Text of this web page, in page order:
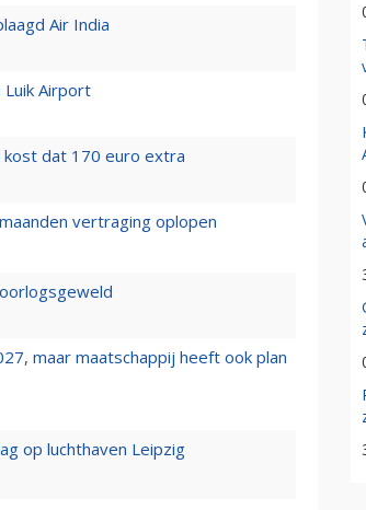
Air India
Luik Airport
kost dat 170 euro extra
vertraging oplopen
maar maatschappij heeft ook plan
op luchthaven Leipzig